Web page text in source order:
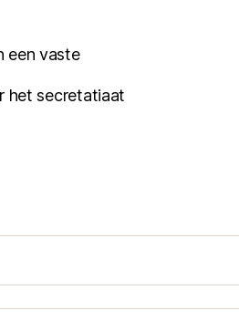
een vaste
het secretatiaat